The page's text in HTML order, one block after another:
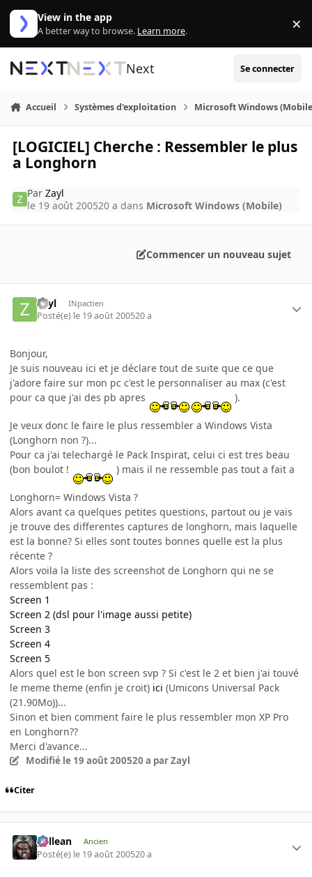
Aller au contenu
View in the app
A better way to browse. Learn more. ×
Next Se connecter
Accueil Systèmes d'exploitation Microsoft Windows
[LOGICIEL] Cherche : Ressembler le plus
a Longhorn
ParZayl
le 19 août 200520 a dans Microsoft Windows (Mobile)
Commencer un nouveau sujet
Zayl INpactien
Posté(e) le 19 août 200520 a
Bonjour,
Je suis nouveau ici et je déclare tout de suite que ce que
j'adore faire sur mon pc c'est le personnaliser au max (c'est
pour ca que j'ai des pb apres
).
Je veux donc le faire le plus ressembler a Windows Vista
(Longhorn non ?)...
Pour ca j'ai telechargé le Pack Inspirat, celui ci est tres beau
(bon boulot !
) mais il ne ressemble pas tout a fait a
Longhorn= Windows Vista ?
Alors avant ca quelques petites questions, partout ou je vais
je trouve des differentes captures de longhorn, mais laquelle
est la bonne? Si elles sont toutes bonnes quelle est la plus
récente ?
Alors voila la liste des screenshot de Longhorn qui ne se
ressemblent pas :
Screen 1
Screen 2 (dsl pour l'image aussi petite)
Screen 3
Screen 4
Screen 5
Alors quel est le bon screen svp ? Si c'est le 2 et bien j'ai touvé
le meme theme (enfin je croit) ici (Umicons Universal Pack
(21.90Mo))...
Sinon et bien comment faire le plus ressembler mon XP Pro
en Longhorn??
Merci d'avance...
Modifié le 19 août 200520 a par Zayl
Citer
gallean Ancien
Posté(e) le 19 août 200520 a